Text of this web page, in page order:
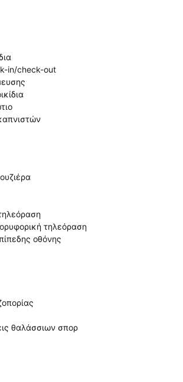
in/check-out
τηλεόραση
οθόνης
θαλάσσιων σπορ